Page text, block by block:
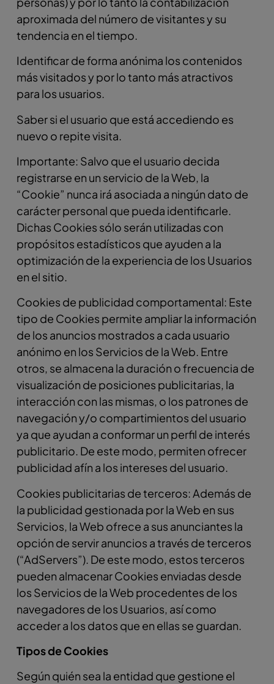
aproximada del número de visitantes y su
tendencia en el tiempo.
Identificar de forma anónima los contenidos
más visitados y por lo tanto más atractivos
para los usuarios.
Saber si el usuario que está accediendo es
nuevo o repite visita.
Importante: Salvo que el usuario decida
registrarse en un servicio de la Web, la
“Cookie” nunca irá asociada a ningún dato de
carácter personal que pueda identificarle.
Dichas Cookies sólo serán utilizadas con
propósitos estadísticos que ayuden a la
optimización de la experiencia de los Usuarios
en el sitio.
Cookies de publicidad comportamental: Este
tipo de Cookies permite ampliar la información
de los anuncios mostrados a cada usuario
anónimo en los Servicios de la Web. Entre
otros, se almacena la duración o frecuencia de
visualización de posiciones publicitarias, la
interacción con las mismas, o los patrones de
navegación y/o compartimientos del usuario
ya que ayudan a conformar un perfil de interés
publicitario. De este modo, permiten ofrecer
publicidad afín a los intereses del usuario.
Cookies publicitarias de terceros: Además de
la publicidad gestionada por la Web en sus
Servicios, la Web ofrece a sus anunciantes la
opción de servir anuncios a través de terceros
(“AdServers”). De este modo, estos terceros
pueden almacenar Cookies enviadas desde
los Servicios de la Web procedentes de los
navegadores de los Usuarios, así como
acceder a los datos que en ellas se guardan.
Tipos de Cookies
Según quién sea la entidad que gestione el